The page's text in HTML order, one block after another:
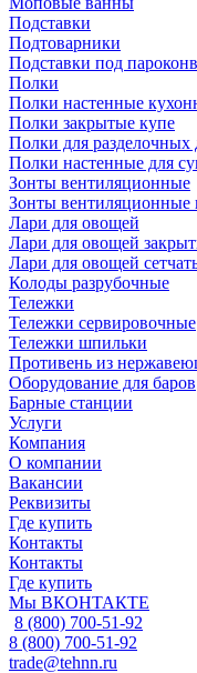
Подставки
Подтоварники
Подставки под
Полки
Полки настенные
Полки закрытые купе
Полки для
Полки настенные для
Зонты вентиляционные
Зонты вентиляционные
Лари для овощей
Лари для овощей
Лари для овощей
Колоды разрубочные
Тележки
Тележки сервировочные
Тележки шпильки
Противень из
Оборудование для баров
Барные станции
Услуги
Компания
О компании
Вакансии
Реквизиты
Где купить
Контакты
Контакты
Где купить
Мы ВКОНТАКТЕ
8 (800) 700-51-92
8 (800) 700-51-92
trade@tehnn.ru